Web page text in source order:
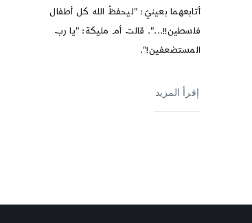
أتابعهما بعينيّ: "ليحفظْ الله كل أطفال
فلسطين!!...". قالت أم مليكة: "يا رب
المستضعفين!".
إقرأ المزيد